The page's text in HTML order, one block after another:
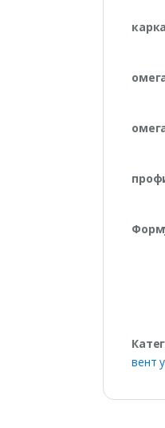
вент